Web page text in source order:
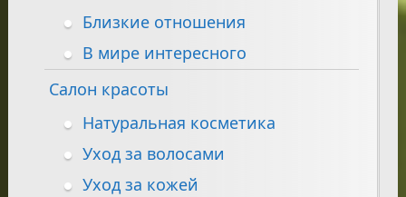
Близкие отношения
В мире интересного
Салон красоты
Натуральная косметика
Уход за волосами
Уход за кожей